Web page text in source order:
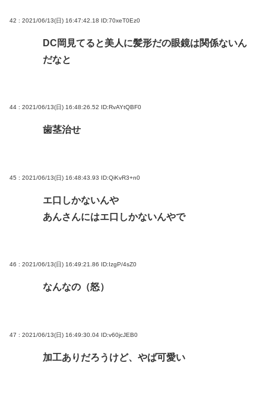
42 : 2021/06/13(日) 16:47:42.18 ID:70xeT0Ez0
DC岡見てると美人に髪形だの眼鏡は関係ないん
だなと
44 : 2021/06/13(日) 16:48:26.52 ID:RvAYtQBF0
歯茎治せ
45 : 2021/06/13(日) 16:48:43.93 ID:QiKvR3+n0
エ口しかないんや
あんさんにはエ口しかないんやで
46 : 2021/06/13(日) 16:49:21.86 ID:IzgP/4sZ0
なんなの（怒）
47 : 2021/06/13(日) 16:49:30.04 ID:v60jcJEB0
加工ありだろうけど、やば可愛い